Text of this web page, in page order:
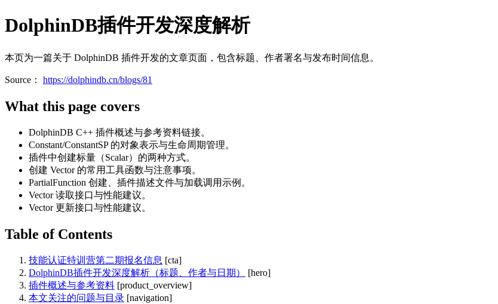
DolphinDB插件开发深度解析
本页为一篇关于 DolphinDB 插件开发的文章页面，包含标题、作者署名与发布时间信息。
Source： https://dolphindb.cn/blogs/81
What this page covers
DolphinDB C++ 插件概述与参考资料链接。
Constant/ConstantSP 的对象表示与生命周期管理。
插件中创建标量（Scalar）的两种方式。
创建 Vector 的常用工具函数与注意事项。
PartialFunction 创建、插件描述文件与加载调用示例。
Vector 读取接口与性能建议。
Vector 更新接口与性能建议。
Table of Contents
技能认证特训营第二期报名信息 [cta]
DolphinDB插件开发深度解析（标题、作者与日期）
[hero]
插件概述与参考资料 [product_overview]
本文关注的问题与目录 [navigation]